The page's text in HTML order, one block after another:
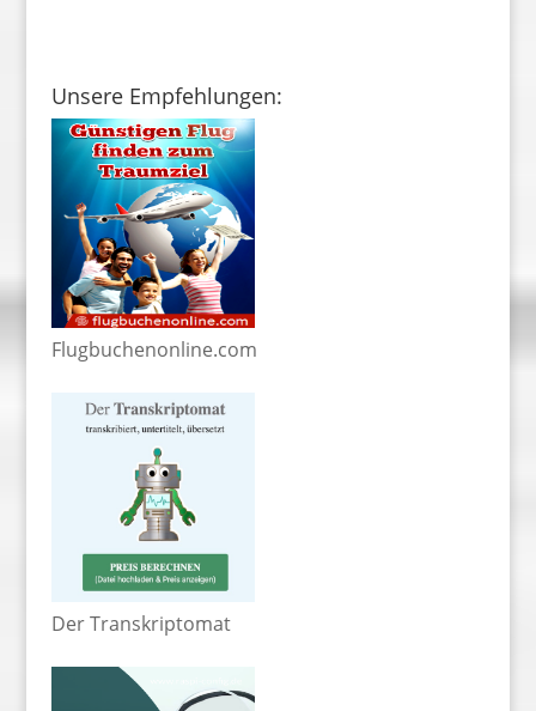
Unsere Empfehlungen:
Flugbuchenonline.com
Der Transkriptomat